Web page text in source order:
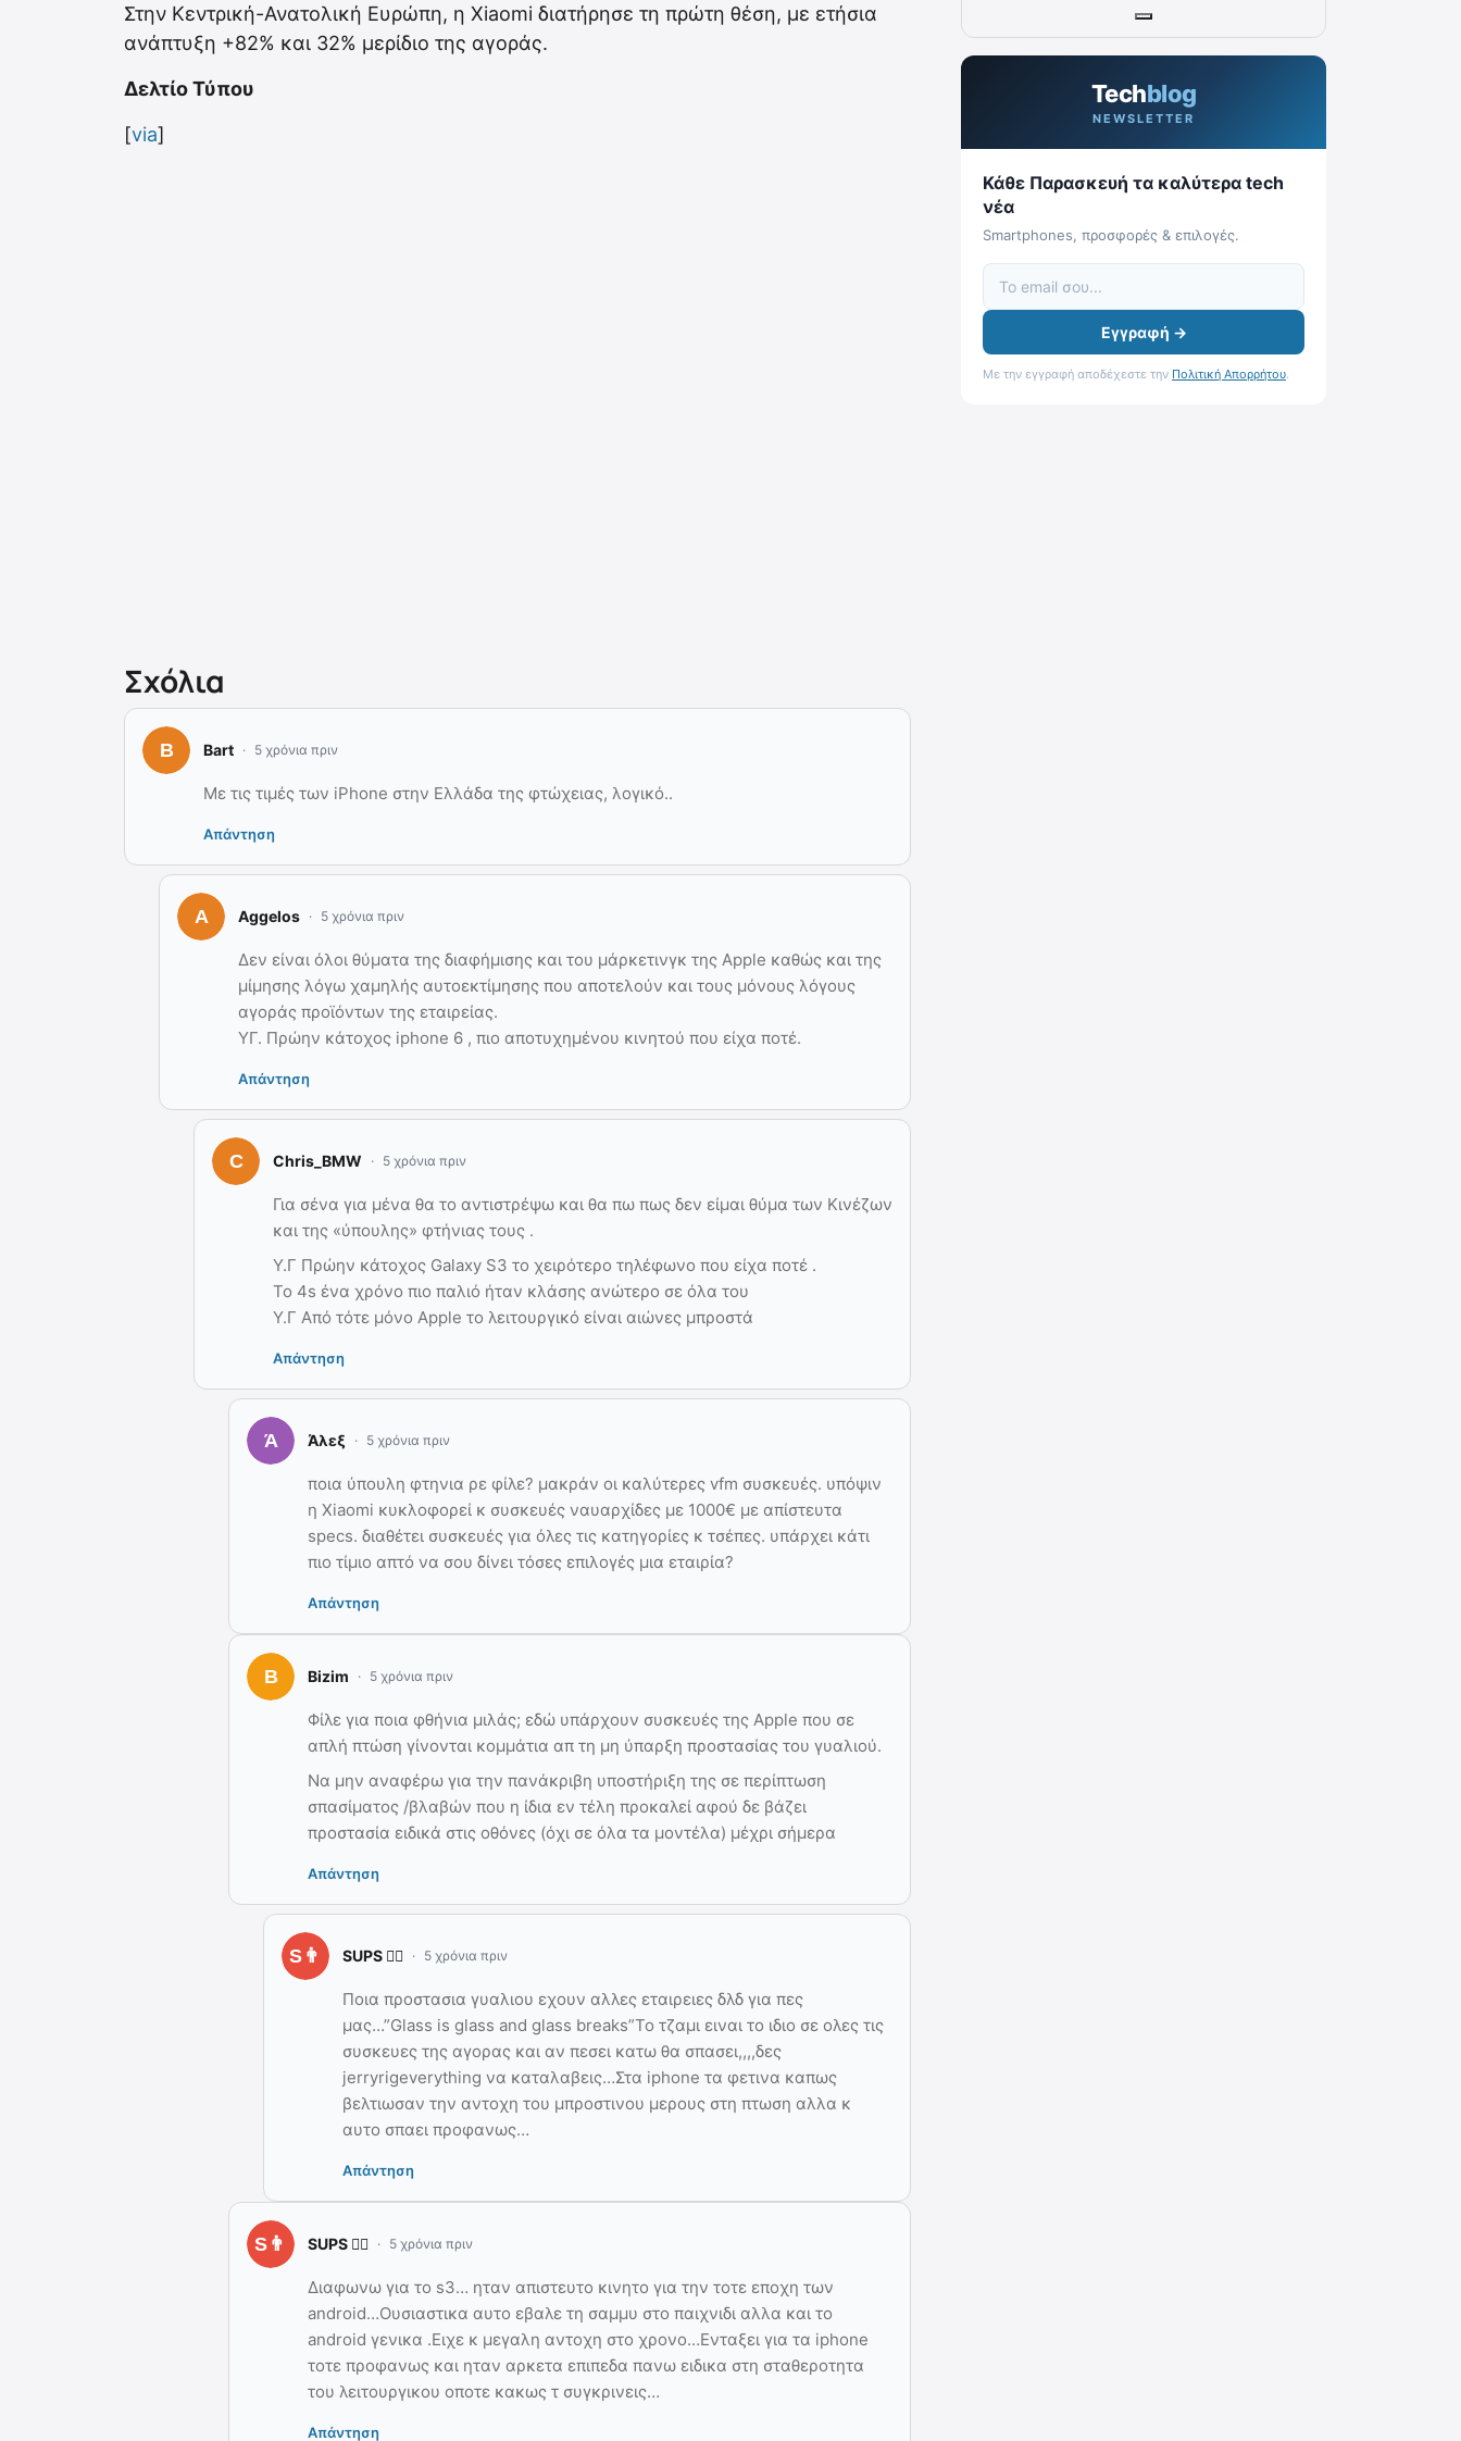
Στην Κεντρική-Ανατολική Ευρώπη, η Xiaomi διατήρησε τη πρώτη θέση, με ετήσια
ανάπτυξη +82% και 32% μερίδιο της αγοράς.
Δελτίο Τύπου
[via]
Σχόλια
Bart 5 χρόνια πριν
Με τις τιμές των iPhone στην Ελλάδα της φτώχειας, λογικό..
Απάντηση
Aggelos 5 χρόνια πριν
Δεν είναι όλοι θύματα της διαφήμισης και του μάρκετινγκ της Apple καθώς και της
μίμησης λόγω χαμηλής αυτοεκτίμησης που αποτελούν και τους μόνους λόγους
αγοράς προϊόντων της εταιρείας.
ΥΓ. Πρώην κάτοχος iphone 6 , πιο αποτυχημένου κινητού που είχα ποτέ.
Απάντηση
Chris_BMW 5 χρόνια πριν
Για σένα για μένα θα το αντιστρέψω και θα πω πως δεν είμαι θύμα των Κινέζων
και της «ύπουλης» φτήνιας τους .
Υ.Γ Πρώην κάτοχος Galaxy S3 το χειρότερο τηλέφωνο που είχα ποτέ .
Το 4s ένα χρόνο πιο παλιό ήταν κλάσης ανώτερο σε όλα του
Υ.Γ Από τότε μόνο Apple το λειτουργικό είναι αιώνες μπροστά
Απάντηση
Άλεξ 5 χρόνια πριν
ποια ύπουλη φτηνια ρε φίλε? μακράν οι καλύτερες vfm συσκευές. υπόψιν
η Xiaomi κυκλοφορεί κ συσκευές ναυαρχίδες με 1000€ με απίστευτα
specs. διαθέτει συσκευές για όλες τις κατηγορίες κ τσέπες. υπάρχει κάτι
πιο τίμιο απτό να σου δίνει τόσες επιλογές μια εταιρία?
Απάντηση
Bizim 5 χρόνια πριν
Φίλε για ποια φθήνια μιλάς; εδώ υπάρχουν συσκευές της Apple που σε
απλή πτώση γίνονται κομμάτια απ τη μη ύπαρξη προστασίας του γυαλιού.
Να μην αναφέρω για την πανάκριβη υποστήριξη της σε περίπτωση
σπασίματος /βλαβών που η ίδια εν τέλη προκαλεί αφού δε βάζει
προστασία ειδικά στις οθόνες (όχι σε όλα τα μοντέλα) μέχρι σήμερα
Απάντηση
SUPS 👨‍⚖️ 5 χρόνια πριν
Ποια προστασια γυαλιου εχουν αλλες εταιρειες δλδ για πες
μας…”Glass is glass and glass breaks”Το τζαμι ειναι το ιδιο σε ολες τις
συσκευες της αγορας και αν πεσει κατω θα σπασει,,,,δες
jerryrigeverything να καταλαβεις…Στα iphone τα φετινα καπως
βελτιωσαν την αντοχη του μπροστινου μερους στη πτωση αλλα κ
αυτο σπαει προφανως…
Απάντηση
SUPS 👨‍⚖️ 5 χρόνια πριν
Διαφωνω για το s3… ηταν απιστευτο κινητο για την τοτε εποχη των
android…Ουσιαστικα αυτο εβαλε τη σαμμυ στο παιχνιδι αλλα και το
android γενικα .Ειχε κ μεγαλη αντοχη στο χρονο…Ενταξει για τα iphone
τοτε προφανως και ηταν αρκετα επιπεδα πανω ειδικα στη σταθεροτητα
του λειτουργικου οποτε κακως τ συγκρινεις…
Απάντηση
Techblog
NEWSLETTER
Κάθε Παρασκευή τα καλύτερα tech
νέα
Smartphones, προσφορές & επιλογές.
Εγγραφή →
Με την εγγραφή αποδέχεστε την Πολιτική Απορρήτου.